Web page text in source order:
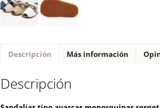
Descripción Más información
Descripción